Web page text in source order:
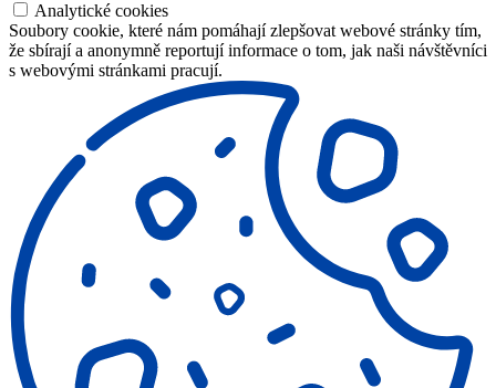
Analytické cookies
Soubory cookie, které nám pomáhají zlepšovat webové stránky tím,
že sbírají a anonymně reportují informace o tom, jak naši návštěvníci
s webovými stránkami pracují.